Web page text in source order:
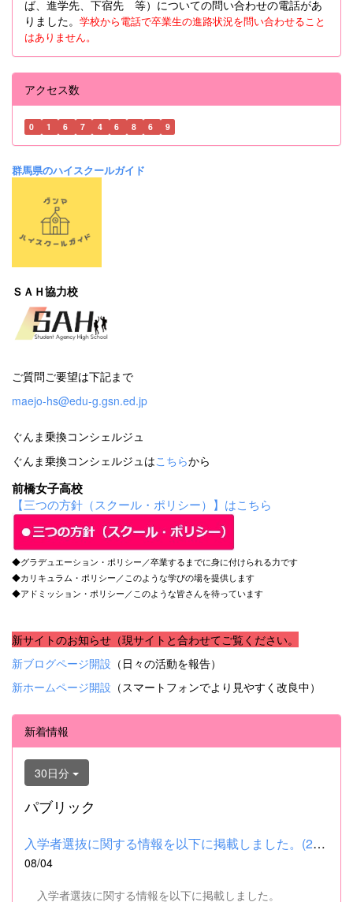
ば、進学先、下宿先 等）についての問い合わせの電話があ
りました。 学校から電話で卒業生の進路状況を問い合わせること
はありません。
アクセス数
0 1 6 7 4 6 8 6 9
群馬県のハイスクールガイド
ＳＡＨ協力校
ご質問ご要望は下記まで
maejo-hs@edu-g.gsn.ed.jp
ぐんま乗換コンシェルジュ
ぐんま乗換コンシェルジュはこちらから
前橋女子高校
【三つの方針（スクール・ポリシー）】はこちら
◆グラデュエーション・ポリシー／卒業するまでに身に付けられる力です
◆カリキュラム・ポリシー／このような学びの場を提供します
◆アドミッション・ポリシー／このような皆さんを待っています
新サイトのお知らせ（現サイトと合わせてご覧ください。
新ブログページ開設 （日々の活動を報告）
新ホームページ開設 （スマートフォンでより見やすく改良中）
新着情報
30日分
パブリック
入学者選抜に関する情報を以下に掲載しました。(2026.8.4) ■令和...
08/04
入学者選抜に関する情報を以下に掲載しました。